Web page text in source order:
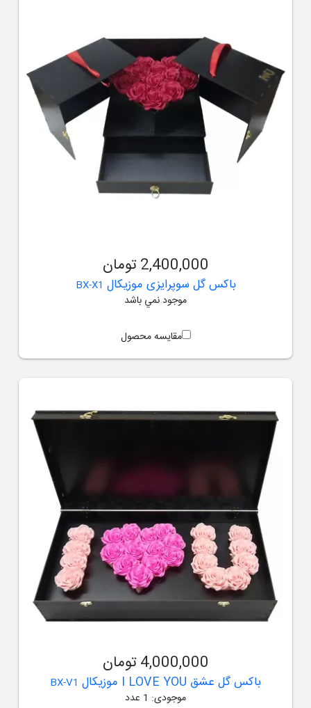
2,400,000 تومان
باکس گل سوپرایزی موزیکال BX-X1
موجود نمي باشد
مقایسه محصول
4,000,000 تومان
باکس گل عشق I LOVE YOU موزیکال
BX-V1
موجودی: 1 عدد